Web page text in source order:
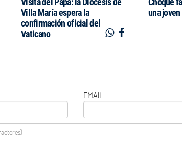
Villa María espera la
confirmación oficial del
Vaticano
una
EMAIL